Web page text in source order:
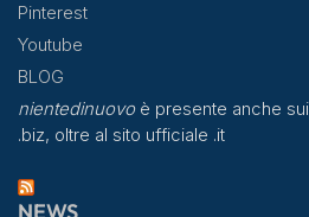
Pinterest
Youtube
BLOG
nientedinuovoè presente anche
.biz, oltre al sito ufficiale .it